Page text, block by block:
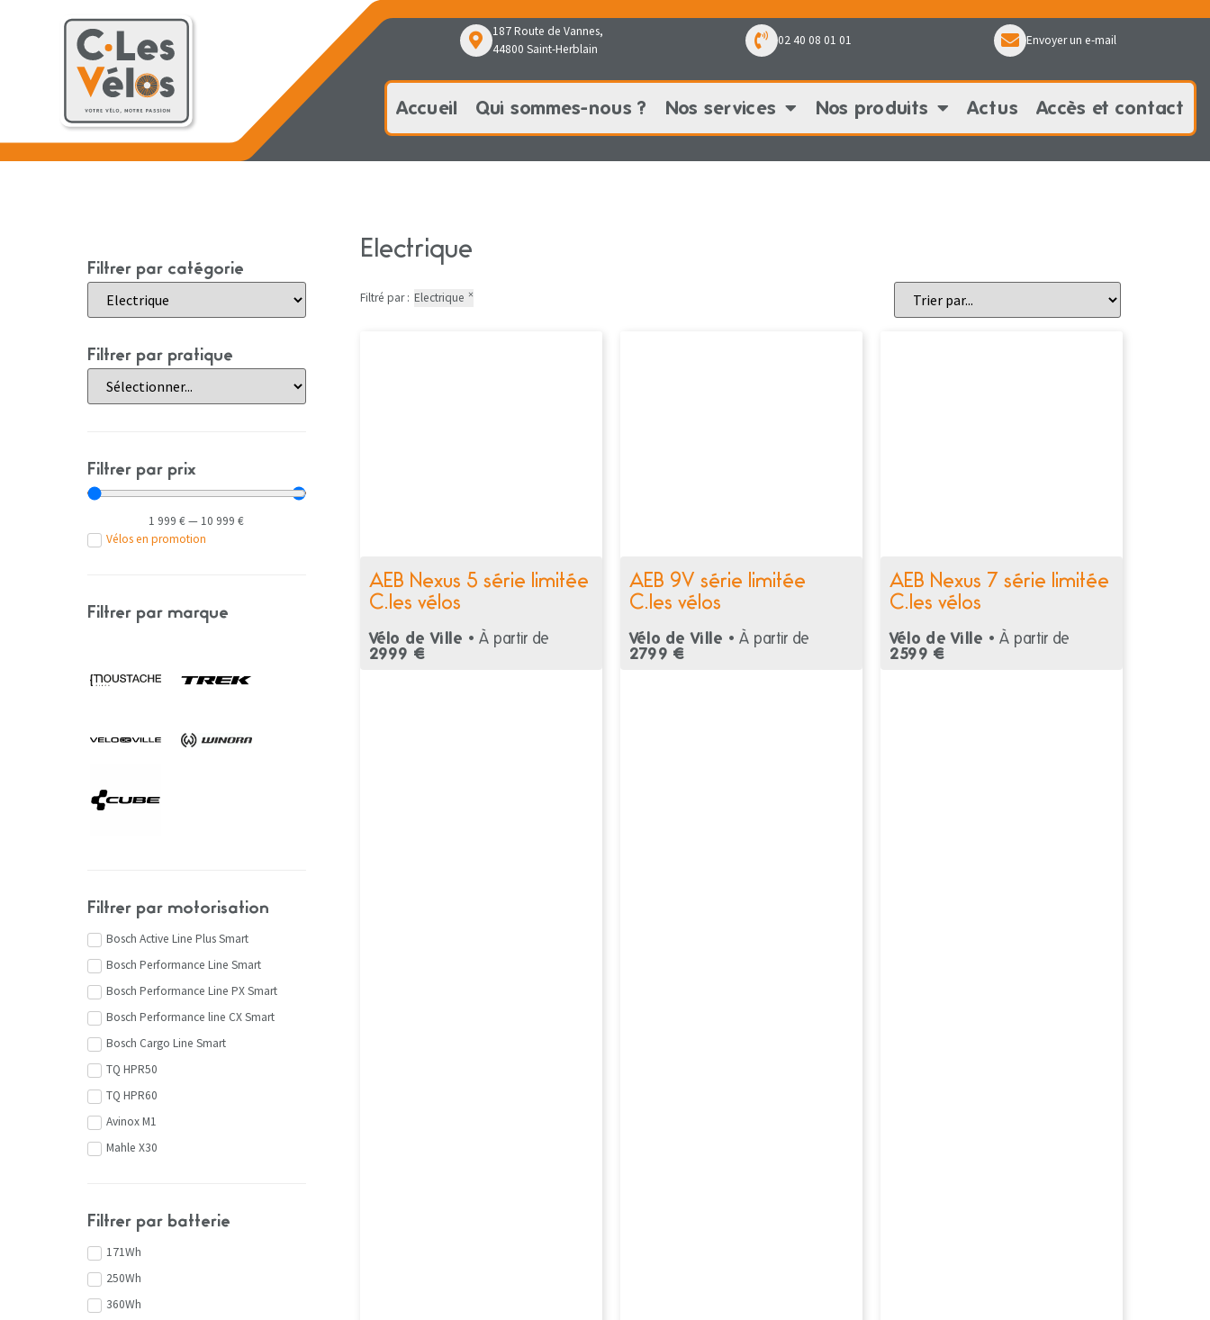
187 Route de Vannes,
44800 Saint-Herblain
02 40 08 01 01 Envoyer un e-mail
Accueil Qui sommes-nous ? Nos services Nos produits Actus Accès et contact
Qui sommes-nous ?
Filtrer par catégorie
Filtrer par pratique
Filtrer par prix
1 999 €— 10 999 €
Vélos en promotion
Filtrer par marque
Filtrer par motorisation
Bosch Active Line Plus Smart
Bosch Performance Line Smart
Bosch Performance Line PX Smart
Bosch Performance line CX Smart
Bosch Cargo Line Smart
TQ HPR50
TQ HPR60
Avinox M1
Mahle X30
Filtrer par batterie
171Wh
250Wh
360Wh
Electrique
Filtré par : Electrique ×
AEB Nexus 5 série limitée
C.les vélos
Vélo de Ville • À partir de
2999 €
AEB 9V série limitée
C.les vélos
Vélo de Ville • À partir de
2799 €
AEB Nexus 7 série limitée
C.les vélos
Vélo de Ville • À partir de
2599 €